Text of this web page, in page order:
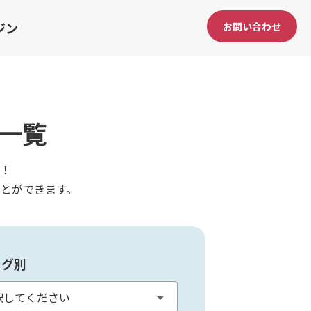
ン お問い合わせ
覧
ができます。
別